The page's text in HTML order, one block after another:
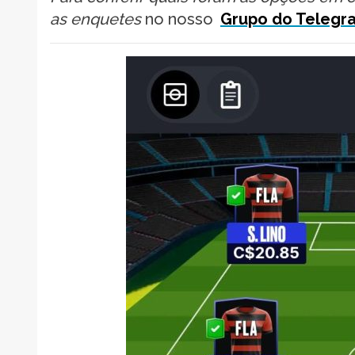
as enquetes no nosso Grupo do